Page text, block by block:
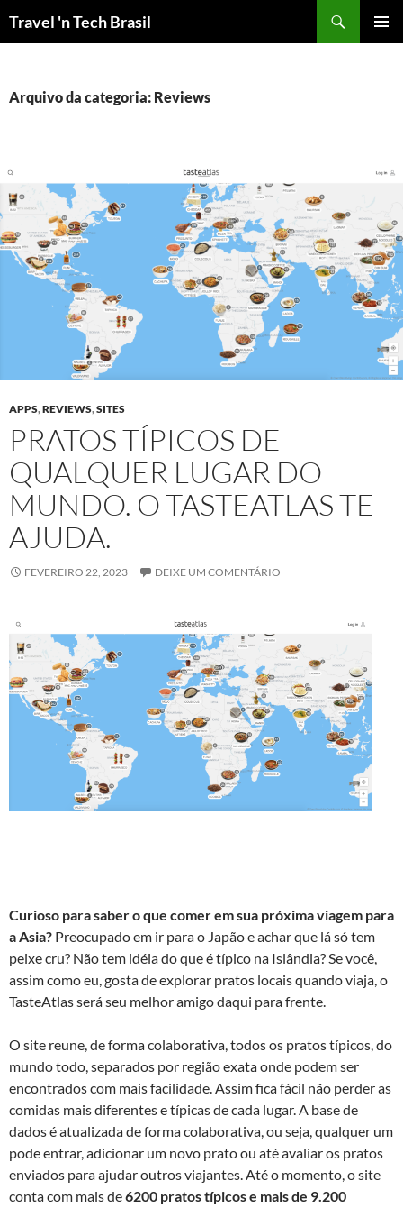
para
Travel 'n Tech Brasil
Arquivo da categoria: Reviews
APPS,REVIEWS,SITES
PRATOS TÍPICOS DE
QUALQUER LUGAR DO
MUNDO. O TASTEATLAS TE
AJUDA.
FEVEREIRO 22, 2023 DEIXE UM COMENTÁRIO
Curioso para saber o que comer em sua próxima viagem para
a Asia? Preocupado em ir para o Japão e achar que lá só tem
peixe cru? Não tem idéia do que é típico na Islândia? Se você,
assim como eu, gosta de explorar pratos locais quando viaja, o
TasteAtlas será seu melhor amigo daqui para frente.
O site reune, de forma colaborativa, todos os pratos típicos, do
mundo todo, separados por região exata onde podem ser
encontrados com mais facilidade. Assim fica fácil não perder as
comidas mais diferentes e típicas de cada lugar. A base de
dados é atualizada de forma colaborativa, ou seja, qualquer um
pode entrar, adicionar um novo prato ou até avaliar os pratos
enviados para ajudar outros viajantes. Até o momento, o site
conta com mais de6200 pratos típicos e mais de 9.200